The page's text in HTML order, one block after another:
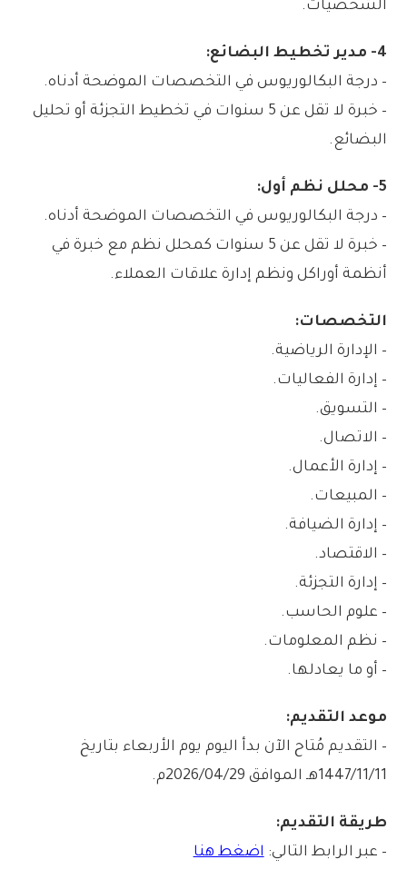
الشخصيات.
4- مدير تخطيط البضائع:
– درجة البكالوريوس في التخصصات الموضحة أدناه.
– خبرة لا تقل عن 5 سنوات في تخطيط التجزئة أو تحليل
البضائع.
5- محلل نظم أول:
– درجة البكالوريوس في التخصصات الموضحة أدناه.
– خبرة لا تقل عن 5 سنوات كمحلل نظم مع خبرة في
أنظمة أوراكل ونظم إدارة علاقات العملاء.
التخصصات:
– الإدارة الرياضية.
– إدارة الفعاليات.
– التسويق.
– الاتصال.
– إدارة الأعمال.
– المبيعات.
– إدارة الضيافة.
– الاقتصاد.
– إدارة التجزئة.
– علوم الحاسب.
– نظم المعلومات.
– أو ما يعادلها.
موعد التقديم:
– التقديم مُتاح الآن بدأ اليوم يوم الأربعاء بتاريخ
1447/11/11هـ الموافق 2026/04/29م.
طريقة التقديم:
– عبر الرابط التالي: اضغط هنا